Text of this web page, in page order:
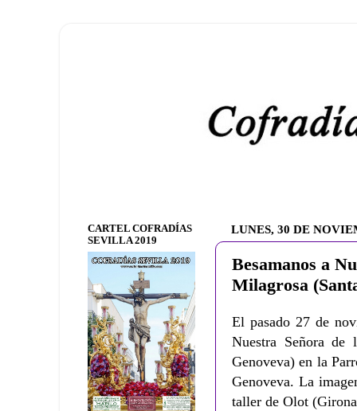
LUNES, 30 DE
Besamanos a
Milagrosa
El pasado 27 de
Nuestra Señora de
Genoveva) en la
Genoveva. La
taller de Olot
CARTEL COFRADÍAS
SEVILLA 2019